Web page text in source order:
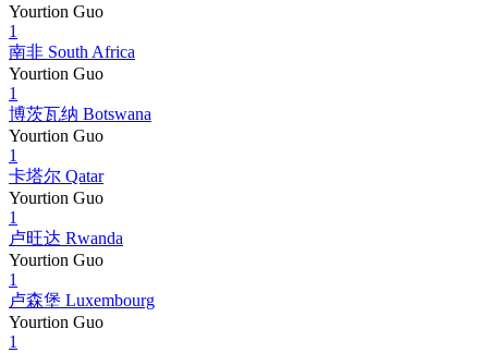
Yourtion Guo
1
南非 South Africa
Yourtion Guo
1
博茨瓦纳 Botswana
Yourtion Guo
1
卡塔尔 Qatar
Yourtion Guo
1
卢旺达 Rwanda
Yourtion Guo
1
卢森堡 Luxembourg
Yourtion Guo
1